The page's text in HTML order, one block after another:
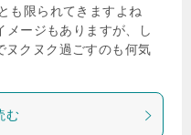
も限られてきますよね
メージもありますが、し
ヌクヌク過ごすのも何気
む